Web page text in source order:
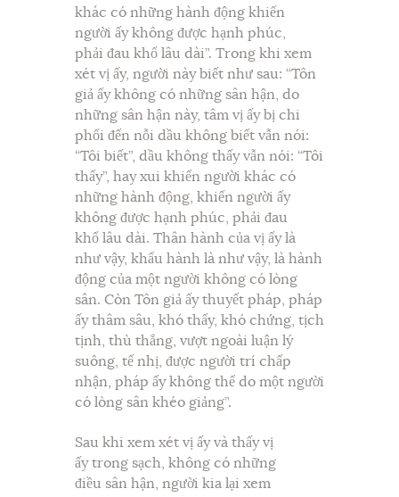
khác có những hành động khiến
người ấy không được hạnh phúc,
phải đau khổ lâu dài”. Trong khi xem
xét vị ấy, người này biết như sau: “Tôn
giả ấy không có những sân hận, do
những sân hận này, tâm vị ấy bị chi
phối đến nỗi dầu không biết vẫn nói:
“Tôi biết”, dầu không thấy vẫn nói: “Tôi
thấy”, hay xui khiến người khác có
những hành động, khiến người ấy
không được hạnh phúc, phải đau
khổ lâu dài. Thân hành của vị ấy là
như vậy, khẩu hành là như vậy, là hành
động của một người không có lòng
sân. Còn Tôn giả ấy thuyết pháp, pháp
ấy thâm sâu, khó thấy, khó chứng, tịch
tịnh, thù thắng, vượt ngoài luận lý
suông, tế nhị, được người trí chấp
nhận, pháp ấy không thể do một người
có lòng sân khéo giảng”.
Sau khi xem xét vị ấy và thấy vị
ấy trong sạch, không có những
điều sân hận, người kia lại xem